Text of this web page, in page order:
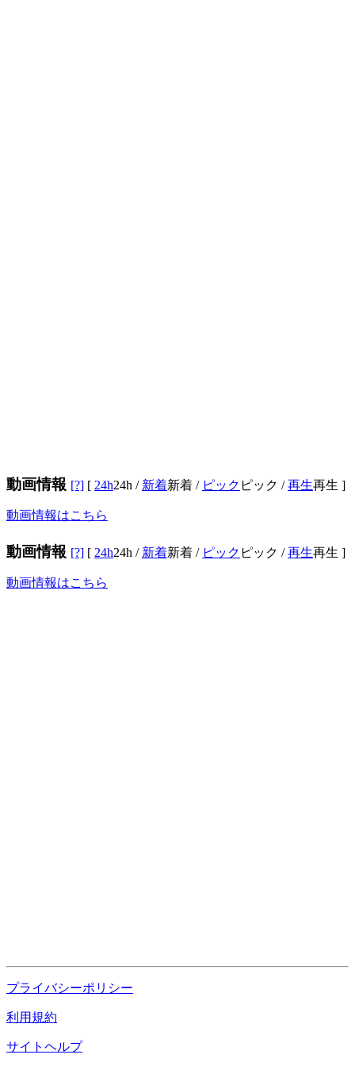
動画情報 [?] [ 24h24h / 新着新着 / ピック ピック /再生再生 ]
動画情報はこちら
動画情報 [?] [ 24h24h / 新着新着 / ピック ピック /再生再生 ]
動画情報はこちら
プライバシーポリシー
利用規約
サイトヘルプ